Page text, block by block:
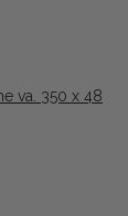
va. 350 x 48